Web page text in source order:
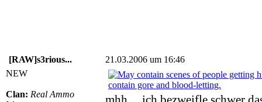
[RAW]s3rious...
21.03.2006 um 16:46
NEW
Clan: Real Ammo